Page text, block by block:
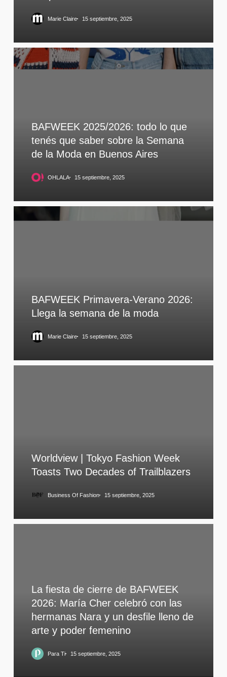
Marie Claire 15 septiembre, 2025
BAFWEEK 2025/2026: todo lo que
tenés que saber sobre la Semana
de la Moda en Buenos Aires
OHLALA 15 septiembre, 2025
BAFWEEK Primavera-Verano 2026:
Llega la semana de la moda
Marie Claire 15 septiembre, 2025
Worldview | Tokyo Fashion Week
Toasts Two Decades of Trailblazers
Business Of Fashion 15 septiembre, 2025
La fiesta de cierre de BAFWEEK
2026: María Cher celebró con las
hermanas Nara y un desfile lleno de
arte y poder femenino
Para Ti 15 septiembre, 2025